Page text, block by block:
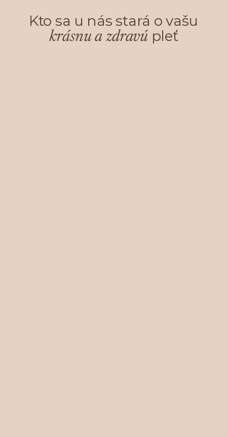
Kto sa u nás stará o vašu
krásnu a zdravúpleť